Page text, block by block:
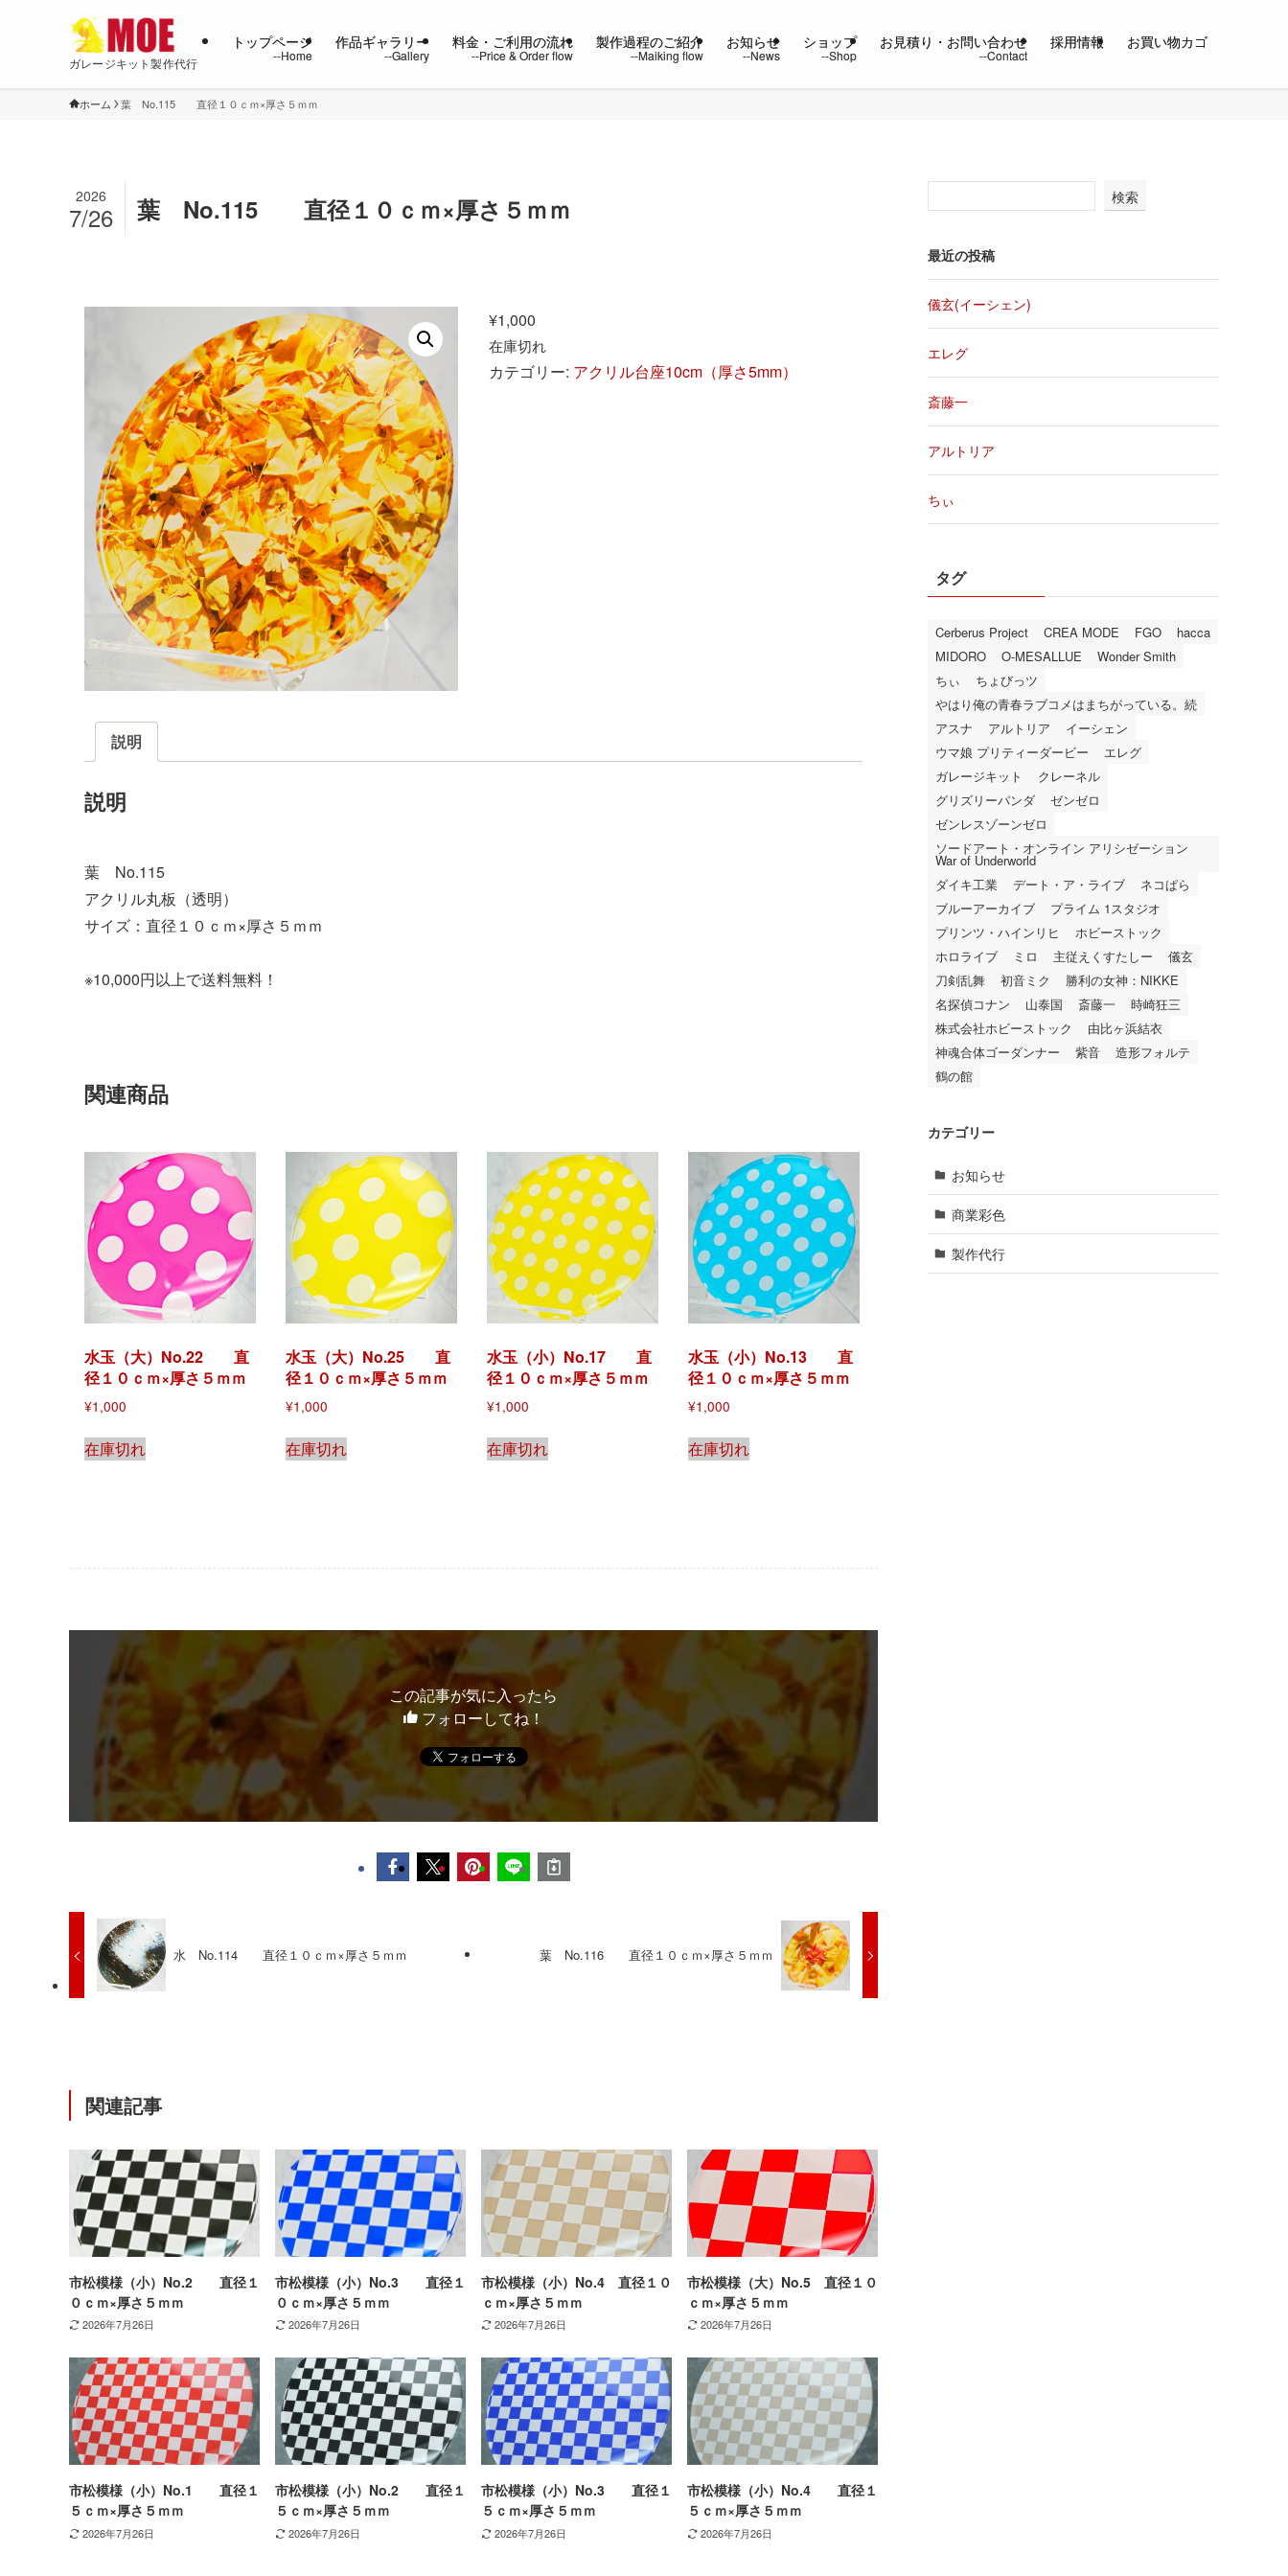
ガレージキット製作代行
トップページ 作品ギャラリー 料金・ご利用の流れ 製作過程のご紹介 お知らせ ショップ お見積り・お問い合わせ 採用情報 お買い物カゴ
ホーム 葉 No.115 直径１０ｃｍ×厚さ５ｍｍ
葉 No.115 直径１０ｃｍ×厚さ５ｍｍ
2026
7/26
¥1,000
在庫切れ
カテゴリー: アクリル台座10cm（厚さ5mm）
説明
説明
葉 No.115
アクリル丸板（透明）
サイズ：直径１０ｃｍ×厚さ５ｍｍ
※10,000円以上で送料無料！
関連商品
水玉（大）No.22 直
径１０ｃｍ×厚さ５ｍｍ
¥1,000
在庫切れ
水玉（大）No.25 直
径１０ｃｍ×厚さ５ｍｍ
¥1,000
在庫切れ
水玉（小）No.17 直
径１０ｃｍ×厚さ５ｍｍ
¥1,000
在庫切れ
水玉（小）No.13 直
径１０ｃｍ×厚さ５ｍｍ
¥1,000
在庫切れ
この記事が気に入ったら
フォローしてね！
水 No.114 直径１０ｃｍ×厚さ５ｍｍ 葉 No.116 直径１０ｃｍ×厚さ５ｍｍ
関連記事
市松模様（小）No.2 直径１
０ｃｍ×厚さ５ｍｍ
2026年7月26日
市松模様（小）No.3 直径１
０ｃｍ×厚さ５ｍｍ
2026年7月26日
市松模様（小）No.4 直径１０
ｃｍ×厚さ５ｍｍ
2026年7月26日
市松模様（大）No.5 直径１０
ｃｍ×厚さ５ｍｍ
2026年7月26日
市松模様（小）No.1 直径１
５ｃｍ×厚さ５ｍｍ
2026年7月26日
市松模様（小）No.2 直径１
５ｃｍ×厚さ５ｍｍ
2026年7月26日
市松模様（小）No.3 直径１
５ｃｍ×厚さ５ｍｍ
2026年7月26日
市松模様（小）No.4 直径１
５ｃｍ×厚さ５ｍｍ
2026年7月26日
検索
最近の投稿
儀玄(イーシェン)
エレグ
斎藤一
アルトリア
ちぃ
タグ
Cerberus Project CREA MODE FGO
hacca
MIDORO
O-MESALLUE
Wonder Smith
ちぃ
ちょびっツ
やはり俺の青春ラブコメはまちがっている。続
アスナ
アルトリア
イーシェン
ウマ娘 プリティーダービー
エレグ
ガレージキット
クレーネル
グリズリーパンダ
ゼンゼロ
ゼンレスゾーンゼロ
ソードアート・オンライン アリシゼーション
War of Underworld
ダイキ工業
デート・ア・ライブ
ネコぱら
ブルーアーカイブ
プライム 1スタジオ
プリンツ・ハインリヒ
ホビーストック
ホロライブ
ミロ 主従えくすたしー
儀玄
刀剣乱舞
初音ミク
勝利の女神：NIKKE
名探偵コナン
山泰国 斎藤一
時崎狂三
株式会社ホビーストック
由比ヶ浜結衣
神魂合体ゴーダンナー
紫音
造形フォルテ
鶴の館
カテゴリー
お知らせ
商業彩色
製作代行